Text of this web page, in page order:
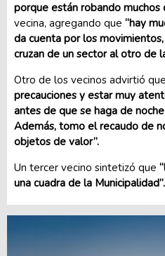
porque están robando muchos
vecina, agregando que “hay
da cuenta por los
cruzan de un sector al otro de
Otro de los vecinos advirtió que
precauciones y estar muy
antes de que se haga de
Además, tomo el recaudo de
objetos de valor”.
Un tercer vecino sintetizó que
una cuadra de la Municipalidad”.